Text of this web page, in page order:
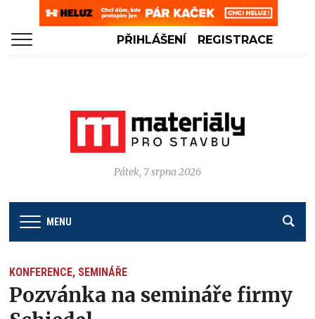
PŘIHLÁŠENÍ REGISTRACE
Pátek, 7 srpna 2026
MENU
KONFERENCE, SEMINÁŘE
Pozvánka na semináře firmy